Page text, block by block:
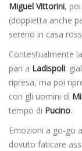
Miguel Vittorini,
(doppietta anche
sereno in casa
Contestualmente la
pari a Ladispoli:
ripresa, ma poi
con gli uomini di
tempo di Pucino.
Emozioni a go-go
dovuto faticare